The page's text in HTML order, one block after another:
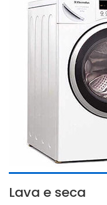
Lava e seca